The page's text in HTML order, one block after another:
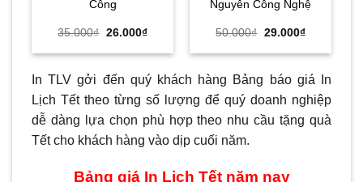
Công
35.000₫ Giá
là:
26.000₫Giá
tại
26.000₫.
Nguyên Công Nghệ
50.000₫ Giá
là:
29.000₫Giá
tại
29.000₫.
In TLV gởi đến quý khách hàng Bảng báo giá In
Lịch Tết theo từng số lượng để quý doanh nghiệp
dễ dàng lựa chọn phù hợp theo nhu cầu tặng quà
Tết cho khách hàng vào dịp cuối năm.
Bảng giá In Lịch Tết năm nay